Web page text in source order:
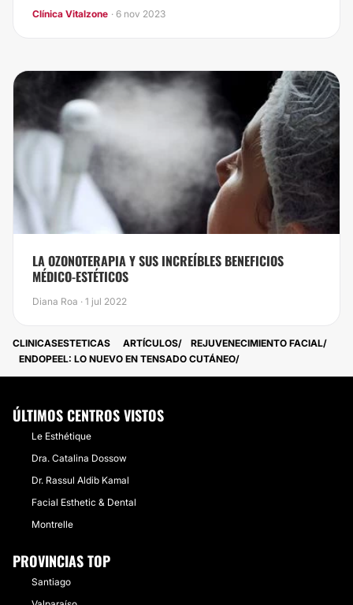
Clínica Vitalzone · 6 nov 2023
​LA OZONOTERAPIA Y SUS INCREÍBLES BENEFICIOS
MÉDICO-ESTÉTICOS
Diana Roa · 1 jul 2022
CLINICASESTETICAS ARTÍCULOS
REJUVENECIMIENTO FACIAL
​ENDOPEEL: LO NUEVO EN TENSADO CUTÁNEO
ÚLTIMOS CENTROS VISTOS
Le Esthétique
Dra. Catalina Dossow
Dr. Rassul Aldib Kamal
Facial Esthetic & Dental
Montrelle
PROVINCIAS TOP
Santiago